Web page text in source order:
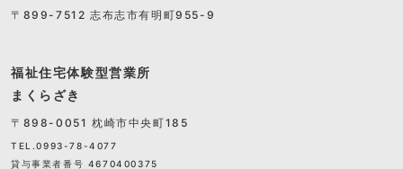
〒899-7512 志布志市有明町955-9
福祉住宅体験型営業所
まくらざき
〒898-0051 枕崎市中央町185
TEL.0993-78-4077
貸与事業者番号 4670400375